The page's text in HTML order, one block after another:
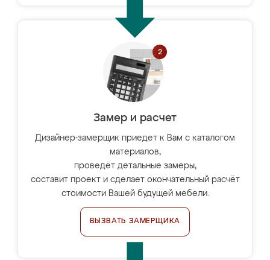
Замер и расчет
Дизайнер-замерщик приедет к Вам с каталогом
материалов,
проведёт детальные замеры,
составит проект и сделает окончательный расчёт
стоимости Вашей будущей мебели.
ВЫЗВАТЬ ЗАМЕРЩИКА